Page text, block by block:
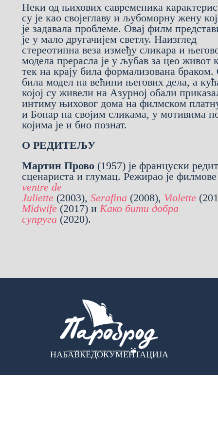
Неки од њихових савременика
су је као својеглаву и љубоморну жену
је задавала проблеме. Овај филм
је у мало другачијем светлу. Наизглед
стереотипна веза између сликара и
модела прерасла је у љубав за цео живот
тек на крају била формализована браком.
била модел на већини његових дела, а
којој су живели на Азурној обали
интиму њиховог дома на филмском
и Бонар на својим сликама, у мотивима
којима је и био познат.
О РЕДИТЕЉУ
Мартин Прово(1957) је француски
сценариста и глумац. Режирао је
ventre de
Juliette(2003), Serafina (2008), Violette
Midwife(2017) и Како бити добра
супруга (2020).
НАБАВКЕДОКУМЕНТАЦИЈА